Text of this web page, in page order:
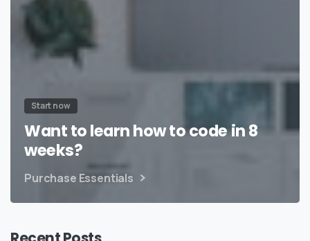
Start now
Want to learn how to code in 8
weeks?
Purchase Essentials